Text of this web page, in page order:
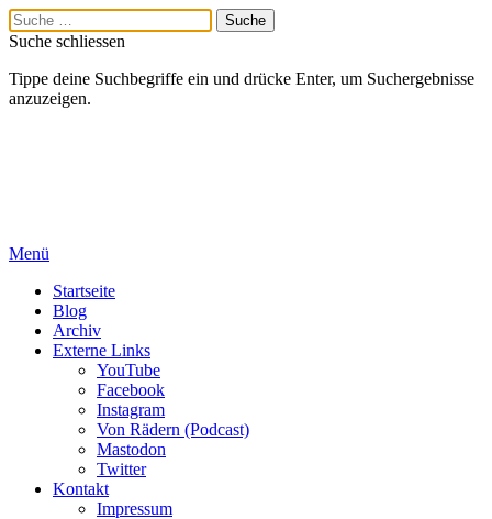
Suche schliessen
Tippe deine Suchbegriffe ein und drücke Enter, um Suchergebnisse
anzuzeigen.
Menü
Startseite
Blog
Archiv
Externe Links
YouTube
Facebook
Instagram
Von Rädern (Podcast)
Mastodon
Twitter
Kontakt
Impressum